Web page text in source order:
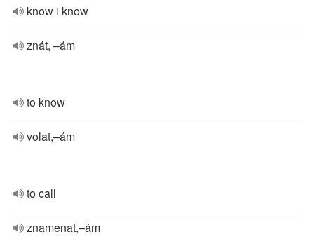
know i know
znát, –ám
to know
volat,–ám
to call
znamenat,–ám